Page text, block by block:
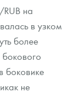
на
в узком
более
бокового
боковике
не